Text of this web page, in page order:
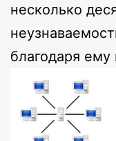
несколько
благодаря ему